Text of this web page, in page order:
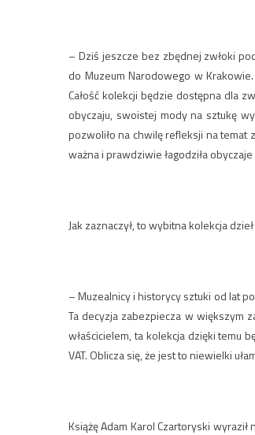
– Dziś jeszcze bez zbędnej zwłoki
do Muzeum Narodowego w
Całość kolekcji będzie dostępna dla
obyczaju, swoistej mody na sztukę
pozwoliło na chwilę refleksji na temat
ważna i prawdziwie łagodziła
Jak zaznaczył, to wybitna kolekcja
– Muzealnicy i historycy sztuki od lat
Ta decyzja zabezpiecza w większym
właścicielem, ta kolekcja dzięki temu
VAT. Oblicza się, że jest to niewielki
Książę Adam Karol Czartoryski